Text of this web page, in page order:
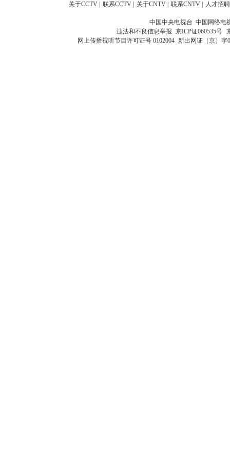
关于CCTV 联系CCTV 关于CNTV 联系CNTV 人才招聘
中国中央电视台 中国网络电
违法和不良信息举报 京ICP证060535号
网上传播视听节目许可证号 0102004 新出网证（京）